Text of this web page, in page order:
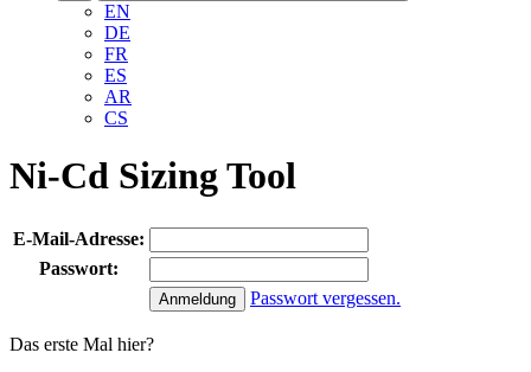
EN
DE
FR
ES
AR
CS
Ni-Cd Sizing Tool
E-Mail-Adresse:
Passwort:
Passwort vergessen.
Das erste Mal hier?